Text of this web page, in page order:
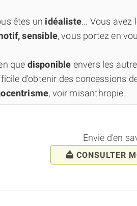
êtes un idéaliste... Vous avez
sensible, vous portez en
que disponible envers les
d'obtenir des concessions
, voir misanthropie.
Envie d'en
CONSULTER